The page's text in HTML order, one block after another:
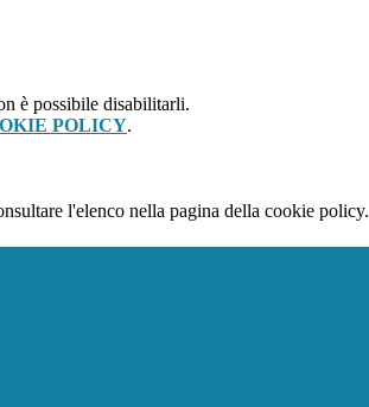
è possibile disabilitarli.
POLICY.
l'elenco nella pagina della cookie policy.